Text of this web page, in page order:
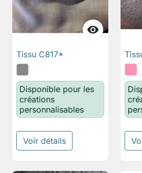

Tissu C817*
Disponible pour les
créations
personnalisables
Voir détails